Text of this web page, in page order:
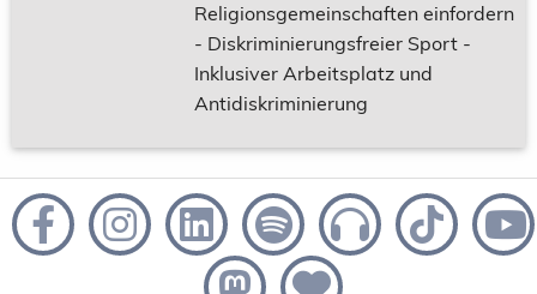
Religionsgemeinschaften einfordern
- Diskriminierungsfreier Sport -
Inklusiver Arbeitsplatz und
Antidiskriminierung